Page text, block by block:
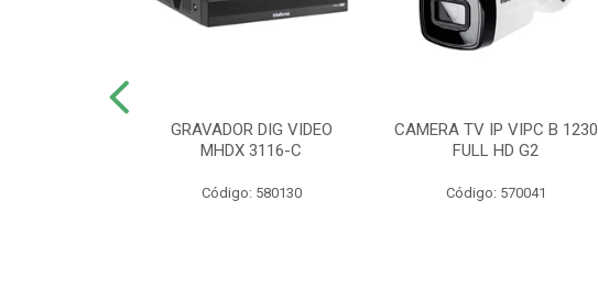
GRAVADOR DIG VIDEO
MHDX 3116-C
Código: 580130
CAMERA TV IP VIPC B 1230
FULL HD G2
Código: 570041